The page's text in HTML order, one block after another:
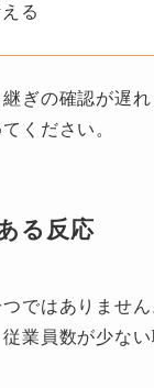
る
ぎの確認が遅
ください。
る反応
ではありませ
業員数が少な